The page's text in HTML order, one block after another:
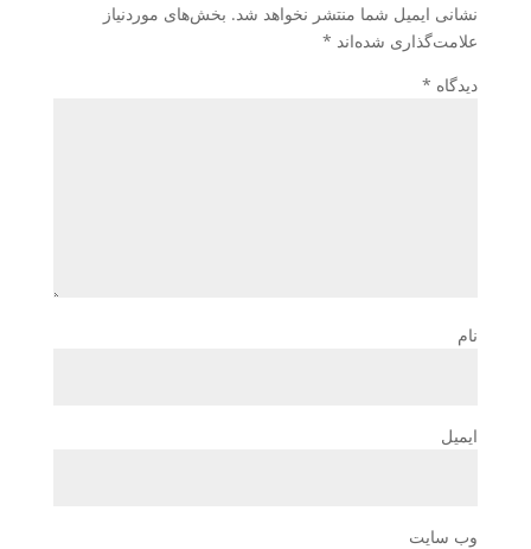
نشانی ایمیل شما منتشر نخواهد شد. بخش‌های موردنیاز
علامت‌گذاری شده‌اند *
دیدگاه *
نام
ایمیل
وب‌ سایت